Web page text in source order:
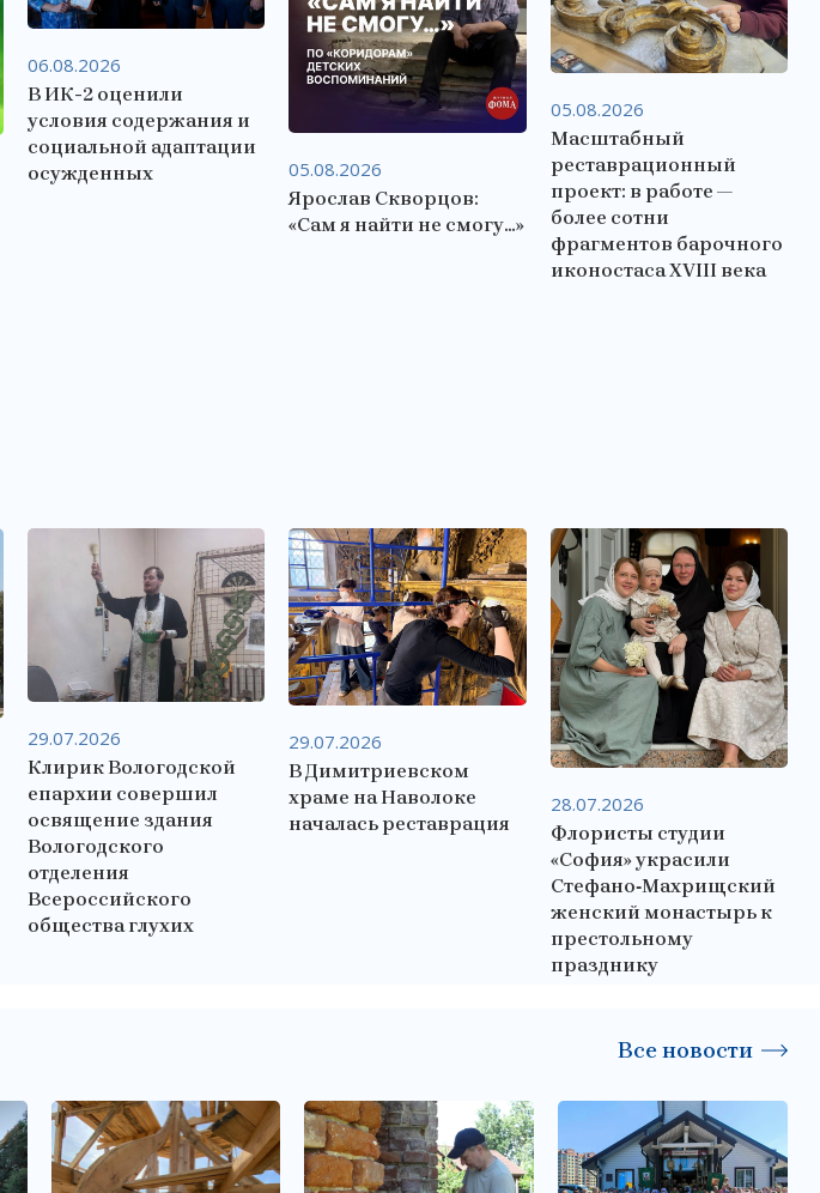
В ИК-2 оценили
условия содержания и
социальной адаптации
осужденных
06.08.2026
Ярослав Скворцов:
«Сам я найти не смогу…»
05.08.2026
Масштабный
реставрационный
проект: в работе —
более сотни
фрагментов барочного
иконостаса XVIII века
05.08.2026
Клирик Вологодской
епархии совершил
освящение здания
Вологодского
отделения
Всероссийского
общества глухих
29.07.2026
В Димитриевском
храме на Наволоке
началась реставрация
29.07.2026
Флористы студии
«София» украсили
Стефано‑Махрищский
женский монастырь к
престольному
празднику
28.07.2026
Все новости